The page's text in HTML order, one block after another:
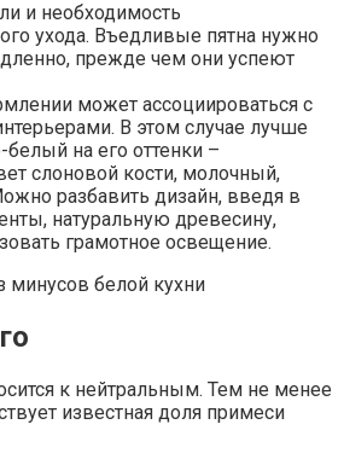
и необходимость
ухода. Въедливые пятна нужно
прежде чем они успеют
может ассоциироваться с
В этом случае лучше
белый на его оттенки –
слоновой кости, молочный,
разбавить дизайн, введя в
натуральную древесину,
грамотное освещение.
к нейтральным. Тем не менее
известная доля примеси